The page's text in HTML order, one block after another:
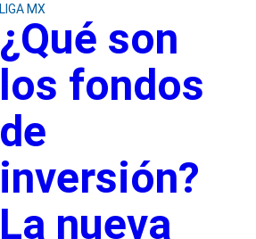
LIGA MX
¿Qué son
los fondos
de
inversión?
La nueva